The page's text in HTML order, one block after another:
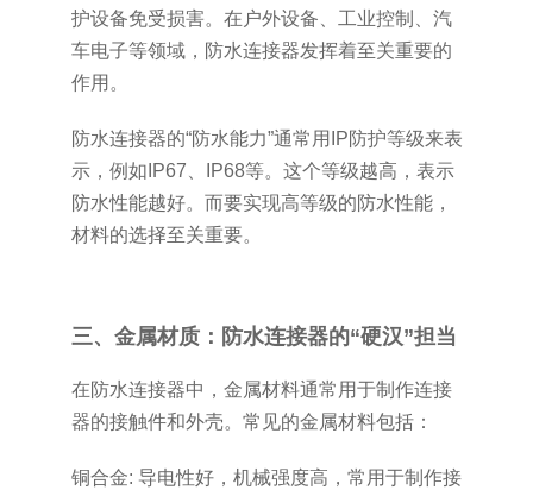
护设备免受损害。在户外设备、工业控制、汽
车电子等领域，防水连接器发挥着至关重要的
作用。
防水连接器的“防水能力”通常用IP防护等级来表
示，例如IP67、IP68等。这个等级越高，表示
防水性能越好。而要实现高等级的防水性能，
材料的选择至关重要。
三、金属材质：防水连接器的“硬汉”担当
在防水连接器中，金属材料通常用于制作连接
器的接触件和外壳。常见的金属材料包括：
铜合金: 导电性好，机械强度高，常用于制作接